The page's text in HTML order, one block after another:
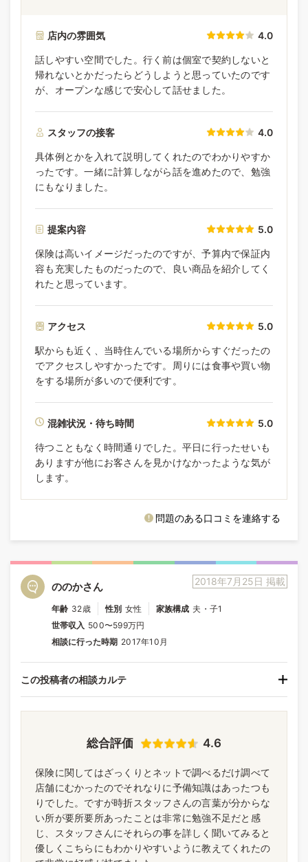
店内の雰囲気 4.0
話しやすい空間でした。行く前は個室で契約しないと
帰れないとかだったらどうしようと思っていたのです
が、オープンな感じで安心して話せました。
スタッフの接客 4.0
具体例とかを入れて説明してくれたのでわかりやすか
ったです。一緒に計算しながら話を進めたので、勉強
にもなりました。
提案内容 5.0
保険は高いイメージだったのですが、予算内で保証内
容も充実したものだったので、良い商品を紹介してく
れたと思っています。
アクセス 5.0
駅からも近く、当時住んでいる場所からすぐだったの
でアクセスしやすかったです。周りには食事や買い物
をする場所が多いので便利です。
混雑状況・待ち時間 5.0
待つこともなく時間通りでした。平日に行ったせいも
ありますが他にお客さんを見かけなかったような気が
します。
問題のある口コミを連絡する
2018年7月25日 掲載
ののかさん
年齢 32歳 性別 女性 家族構成 夫・子1
世帯収入 500〜599万円
相談に行った時期 2017年10月
この投稿者の相談カルテ
総合評価 4.6
保険に関してはざっくりとネットで調べるだけ調べて
店舗にむかったのでそれなりに予備知識はあったつも
りでした。ですが時折スタッフさんの言葉が分からな
い所が要所要所あったことは非常に勉強不足だと感
じ、スタッフさんにそれらの事を詳しく聞いてみると
優しくこちらにもわかりやすいように教えてくれたの